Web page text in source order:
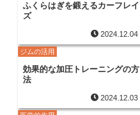
ふくらはぎを鍛えるカーフレイ
ズ
2024.12.04
ジムの活用
効果的な加圧トレーニングの方
法
2024.12.03